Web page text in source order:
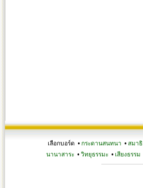
เลือกบอร์ด • กระดานสนทนา • สมาธิ
นานาสาระ• วิทยุธรรมะ• เสียงธรรม